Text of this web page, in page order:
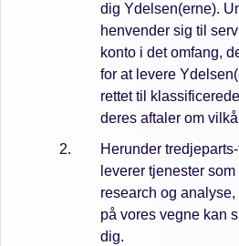
dig Ydelsen(erne).
henvender sig til
konto i det omfang,
for at levere
rettet til
deres aftaler om
Herunder
leverer tjenester
research og
på vores vegne kan
dig.